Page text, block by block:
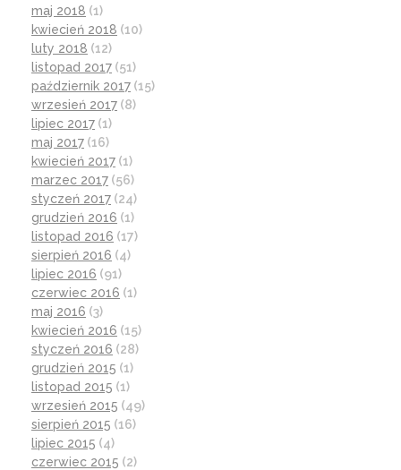
maj 2018 (1)
kwiecień 2018 (10)
luty 2018 (12)
listopad 2017 (51)
październik 2017 (15)
wrzesień 2017 (8)
lipiec 2017 (1)
maj 2017 (16)
kwiecień 2017 (1)
marzec 2017 (56)
styczeń 2017 (24)
grudzień 2016 (1)
listopad 2016 (17)
sierpień 2016 (4)
lipiec 2016 (91)
czerwiec 2016 (1)
maj 2016 (3)
kwiecień 2016 (15)
styczeń 2016 (28)
grudzień 2015 (1)
listopad 2015 (1)
wrzesień 2015 (49)
sierpień 2015 (16)
lipiec 2015 (4)
czerwiec 2015 (2)